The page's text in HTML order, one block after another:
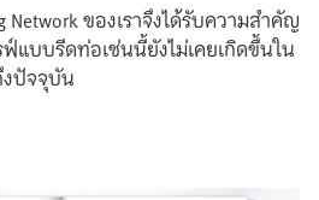
Network ของเราจึงได้รับความสำคัญ
ฟ์แบบรีดท่อเช่นนี้ยังไม่เคยเกิดขึ้นใน
ปัจจุบัน